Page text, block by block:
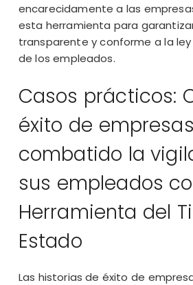
encarecidamente a las
esta herramienta para
transparente y conforme a la ley
de los empleados.
Casos prácticos:
éxito de
combatido la
sus empleados
Herramienta del
Estado
Las historias de éxito de